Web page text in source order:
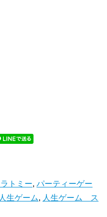
トミー, パーティーゲー
人生ゲーム, 人生ゲーム ス